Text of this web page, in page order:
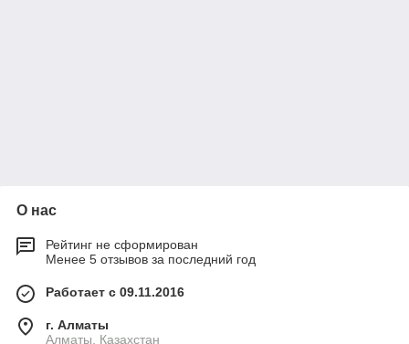
О нас
Рейтинг не сформирован
Менее 5 отзывов за последний год
Работает с 09.11.2016
г. Алматы
Алматы, Казахстан